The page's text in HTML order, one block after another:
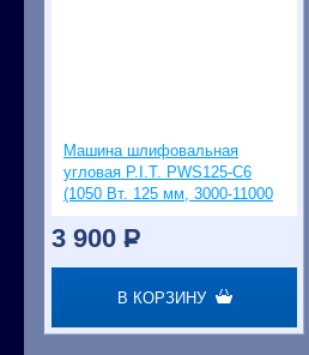
Машина шлифовальная
угловая P.I.T. PWS125-C6
(1050 Вт. 125 мм, 3000-11000
3 900 P
В КОРЗИНУ